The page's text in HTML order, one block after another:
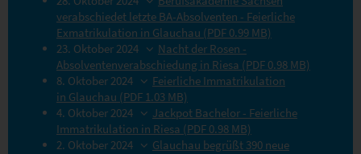
verabschiedet letzte BA-Absolventen - Feierliche
Exmatrikulation in Glauchau (PDF 0.99 MB)
23. Oktober 2024
Nacht der Rosen -
Absolventenverabschiedung in Riesa (PDF 0.98 MB)
8. Oktober 2024
Feierliche Immatrikulation
in Glauchau (PDF 1.03 MB)
4. Oktober 2024
Jackpot Bachelor - Feierliche
Immatrikulation in Riesa (PDF 0.98 MB)
2. Oktober 2024
Glauchau begrüßt 390 neue